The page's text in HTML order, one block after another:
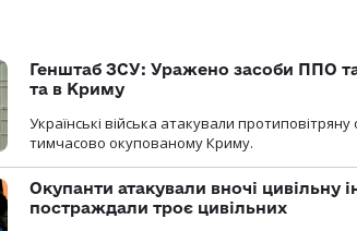
Генштаб ЗСУ: Уражено засоби ППО
та в Криму
Українські війська атакували
тимчасово окупованому Криму.
Окупанти атакували вночі
постраждали троє цивільних